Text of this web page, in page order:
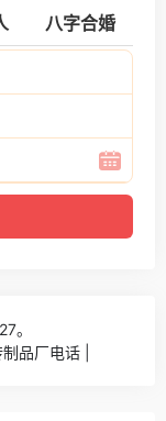
八字合婚
。
品厂电话 |